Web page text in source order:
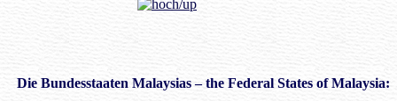
Die Bundesstaaten Malaysias – the Federal States of Malaysia: